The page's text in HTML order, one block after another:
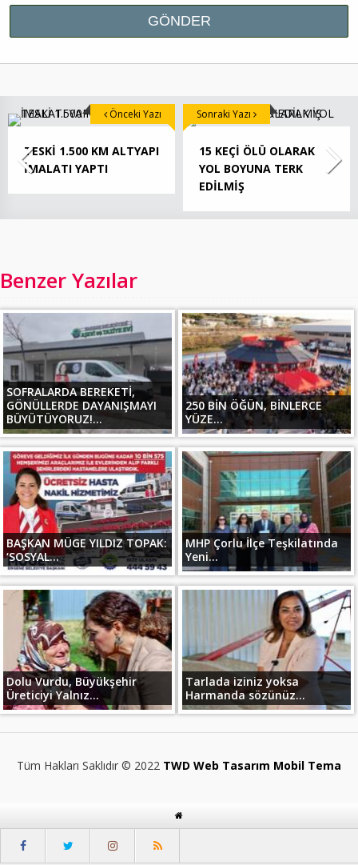
TESKİ 1.500 KM ALTYAPI
İMALATI YAPTI
Önceki Yazı
15 KEÇİ ÖLÜ OLARAK
YOL BOYUNA TERK
EDİLMİŞ
Sonraki Yazı
Benzer Yazılar
SOFRALARDA BEREKETİ,
GÖNÜLLERDE DAYANIŞMAYI
BÜYÜTÜYORUZ!...
250 BİN ÖĞÜN, BİNLERCE
YÜZE...
BAŞKAN MÜGE YILDIZ TOPAK:
‘SOSYAL...
MHP Çorlu İlçe Teşkilatında
Yeni...
Dolu Vurdu, Büyükşehir
Üreticiyi Yalnız...
Tarlada iziniz yoksa
Harmanda sözünüz...
Tüm Hakları Saklıdır © 2022 TWD Web Tasarım Mobil Tema